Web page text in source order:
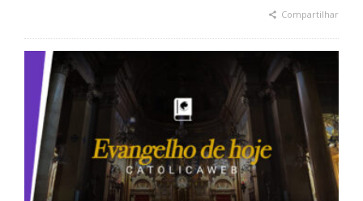
Compartilhar